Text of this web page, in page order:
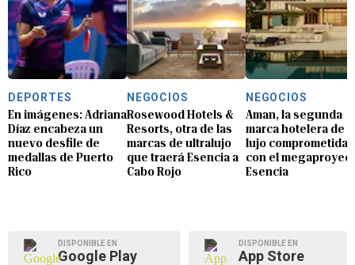
DEPORTES
En imágenes: Adriana
Díaz encabeza un
nuevo desfile de
medallas de Puerto
Rico
NEGOCIOS
Rosewood Hotels &
Resorts, otra de las
marcas de ultralujo
que traerá Esencia a
Cabo Rojo
NEGOCIOS
Aman, la segunda
marca hotelera de
lujo comprometida
con el
Esencia
DISPONIBLE EN
Google Play
DISPONIBLE EN
App Store